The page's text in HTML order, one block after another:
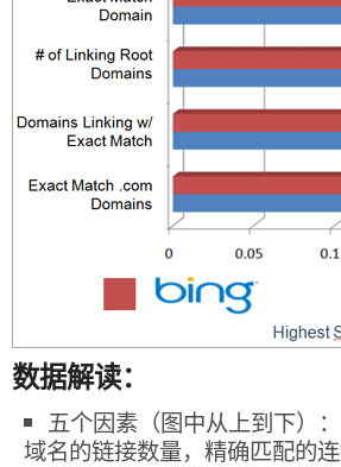
数据解读：
五个因素（图中从上到下）
域名的链接数量，精确匹配的